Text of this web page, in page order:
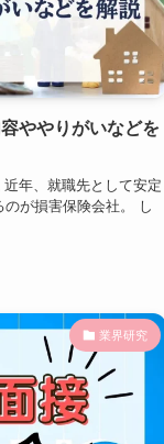
ややりがいなどを
年、就職先として安定
が損害保険会社。 し
業界研究